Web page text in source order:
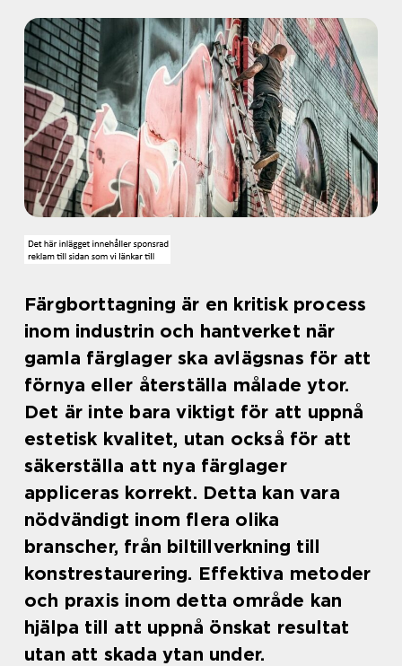
Färgborttagning är en kritisk process
inom industrin och hantverket när
gamla färglager ska avlägsnas för att
förnya eller återställa målade ytor.
Det är inte bara viktigt för att uppnå
estetisk kvalitet, utan också för att
säkerställa att nya färglager
appliceras korrekt. Detta kan vara
nödvändigt inom flera olika
branscher, från biltillverkning till
konstrestaurering. Effektiva metoder
och praxis inom detta område kan
hjälpa till att uppnå önskat resultat
utan att skada ytan under.